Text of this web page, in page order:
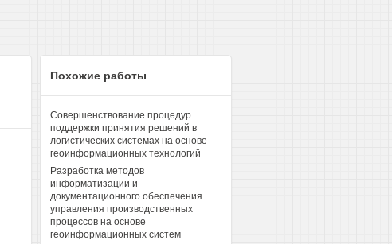
Похожие работы
Совершенствование процедур
поддержки принятия решений в
логистических системах на основе
геоинформационных технологий
Разработка методов
информатизации и
документационного обеспечения
управления производственных
процессов на основе
геоинформационных систем